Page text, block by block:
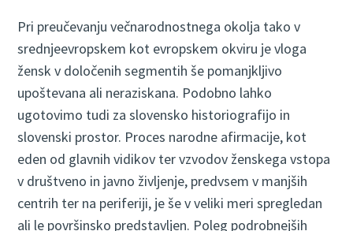
Pri preučevanju večnarodnostnega okolja tako v
srednjeevropskem kot evropskem okviru je vloga
žensk v določenih segmentih še pomanjkljivo
upoštevana ali neraziskana. Podobno lahko
ugotovimo tudi za slovensko historiografijo in
slovenski prostor. Proces narodne afirmacije, kot
eden od glavnih vidikov ter vzvodov ženskega vstopa
v društveno in javno življenje, predvsem v manjših
centrih ter na periferiji, je še v veliki meri spregledan
ali le površinsko predstavljen. Poleg podrobnejših